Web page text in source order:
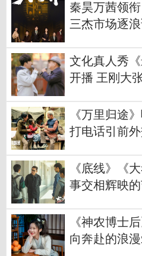
秦昊万茜领
三杰市场逐
文化真人秀
开播 王刚大
《万里归途
打电话引前
《底线》《
事交相辉映
《神农博士
向奔赴的浪